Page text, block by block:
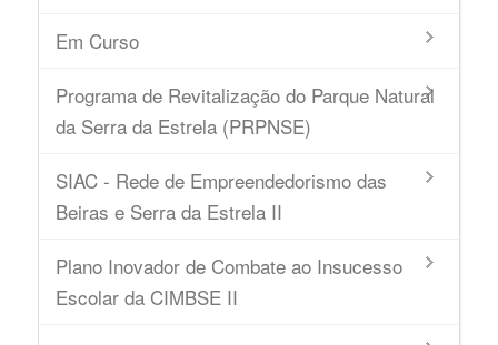
Em Curso
Programa de Revitalização do Parque Natural
da Serra da Estrela (PRPNSE)
SIAC - Rede de Empreendedorismo das
Beiras e Serra da Estrela II
Plano Inovador de Combate ao Insucesso
Escolar da CIMBSE II